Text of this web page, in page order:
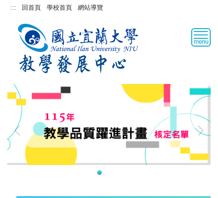
跳::: 回首頁 學校首頁 網站導覽